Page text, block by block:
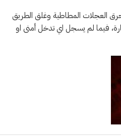
الـ 100 شخصا أقدموا منذ قليل على حرق العجلات المطاطية وغلق الطريق
فيما لم يسجل اي تدخل أمنى او